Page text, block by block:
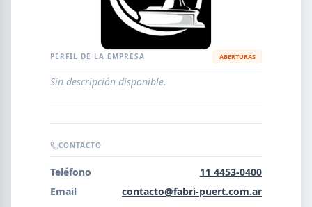
METALÚRGICAS
EMPRESAS AGREGAR EMPRESA 0RESULTADOS
PERFIL DE LA EMPRESA ABERTURAS
Sin descripción disponible.
CONTACTO
Teléfono
11 4453-0400
Email
contacto@fabri-puert.com.ar